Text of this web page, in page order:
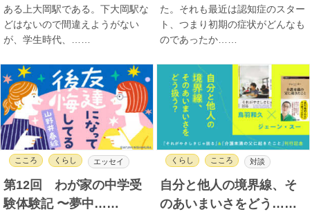
ある上大岡駅である。下大岡駅な
どはないので間違えようがない
が、学生時代、……
た。それも最近は認知症のスター
ト、つまり初期の症状がどんなも
のであったか……
こころ くらし エッセイ
第12回 わが家の中学受
験体験記 〜夢中……
くらし こころ 対談
自分と他人の境界線、そ
のあいまいさをどう……